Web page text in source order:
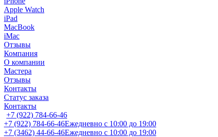
Apple Watch
iPad
MacBook
iMac
Отзывы
Компания
О компании
Мастера
Отзывы
Контакты
Статус заказа
Контакты
+7 (922) 784-66-46
+7 (922) 784-66-46Ежедневно с 10:00 до 19:00
+7 (3462) 44-66-46Ежедневно с 10:00 до 19:00